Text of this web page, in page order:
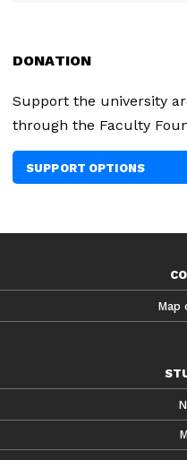
DONATION
Support the university
through the Faculty
SUPPORT OPTIONS
Map